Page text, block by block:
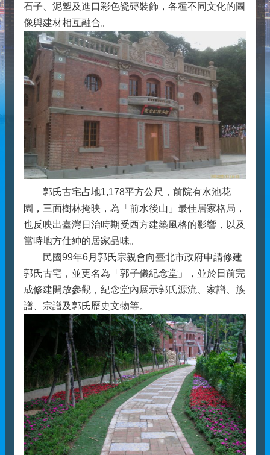
石子、泥塑及進口彩色瓷磚裝飾，各種不同文化的圖
像與建材相互融合。
郭氏古宅占地1,178平方公尺，前院有水池花
園，三面樹林掩映，為「前水後山」最佳居家格局，
也反映出臺灣日治時期受西方建築風格的影響，以及
當時地方仕紳的居家品味。
民國99年6月郭氏宗親會向臺北市政府申請修建
郭氏古宅，並更名為「郭子儀紀念堂」，並於日前完
成修建開放參觀，紀念堂內展示郭氏源流、家譜、族
譜、宗譜及郭氏歷史文物等。